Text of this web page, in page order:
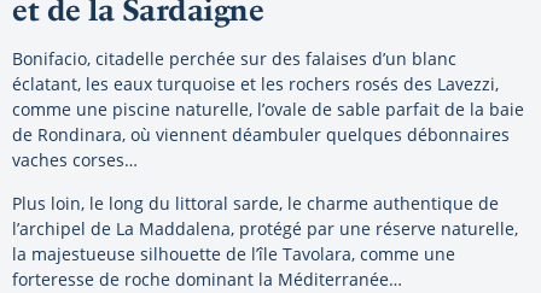
et de la Sardaigne
Bonifacio, citadelle perchée sur des falaises d’un blanc
éclatant, les eaux turquoise et les rochers rosés des Lavezzi,
comme une piscine naturelle, l’ovale de sable parfait de la baie
de Rondinara, où viennent déambuler quelques débonnaires
vaches corses…
Plus loin, le long du littoral sarde, le charme authentique de
l’archipel de La Maddalena, protégé par une réserve naturelle,
la majestueuse silhouette de l’île Tavolara, comme une
forteresse de roche dominant la Méditerranée…